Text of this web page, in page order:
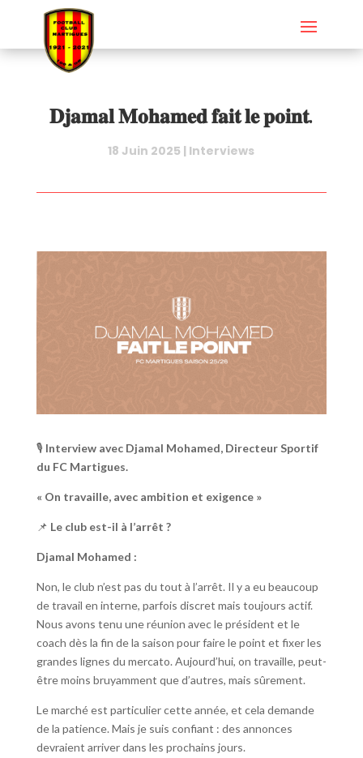
𝐃𝐣𝐚𝐦𝐚𝐥 𝐌𝐨𝐡𝐚𝐦𝐞𝐝 𝐟𝐚𝐢𝐭 𝐥𝐞 𝐩𝐨𝐢𝐧𝐭.
18 Juin 2025 | Interviews
🎙️ Interview avec Djamal Mohamed, Directeur Sportif
du FC Martigues.
« On travaille, avec ambition et exigence »
📌 Le club est-il à l’arrêt ?
Djamal Mohamed :
Non, le club n’est pas du tout à l’arrêt. Il y a eu beaucoup
de travail en interne, parfois discret mais toujours actif.
Nous avons tenu une réunion avec le président et le
coach dès la fin de la saison pour faire le point et fixer les
grandes lignes du mercato. Aujourd’hui, on travaille, peut-
être moins bruyamment que d’autres, mais sûrement.
Le marché est particulier cette année, et cela demande
de la patience. Mais je suis confiant : des annonces
devraient arriver dans les prochains jours.